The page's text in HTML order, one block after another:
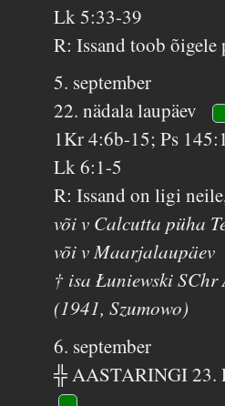
Lk 5:33-39
R: Issand toob õigele
5. september
22. nädala laupäev
1Kr 4:6b-15; Ps
Lk 6:1-5
R: Issand on ligi
või v Calcutta püha
või v Maarjalaupäev
† isa Łuniewski SChr
(1941, Szumowo)
6. september
╬ AASTARINGI 23.